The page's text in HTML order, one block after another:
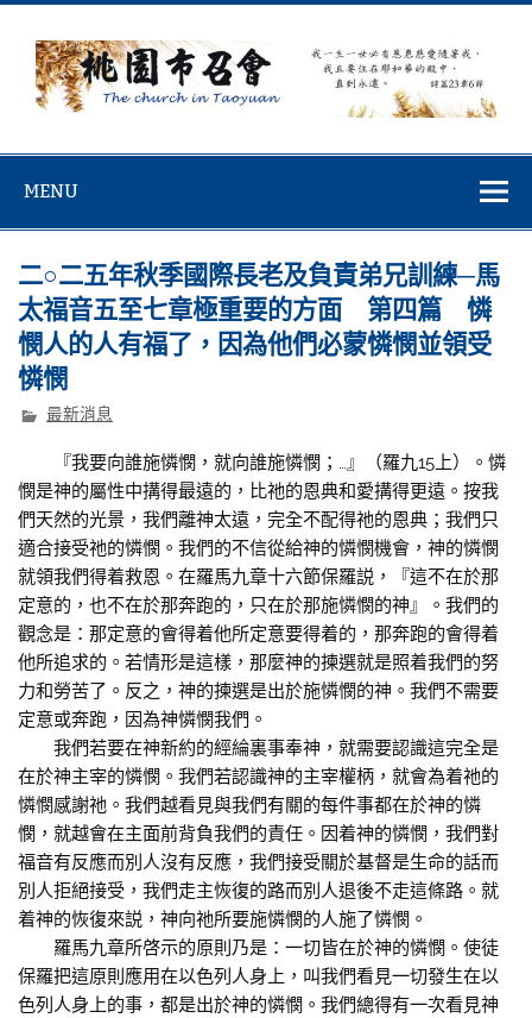
Skip
content
MENU
二○二五年秋季國際長老及負責弟兄訓練─馬
太福音五至七章極重要的方面 第四篇 憐
憫人的人有福了，因為他們必蒙憐憫並領受
憐憫
最新消息
『我要向誰施憐憫，就向誰施憐憫；…』（羅九15上）。憐
憫是神的屬性中搆得最遠的，比祂的恩典和愛搆得更遠。按我
們天然的光景，我們離神太遠，完全不配得祂的恩典；我們只
適合接受祂的憐憫。我們的不信從給神的憐憫機會，神的憐憫
就領我們得着救恩。在羅馬九章十六節保羅説，『這不在於那
定意的，也不在於那奔跑的，只在於那施憐憫的神』。我們的
觀念是：那定意的會得着他所定意要得着的，那奔跑的會得着
他所追求的。若情形是這樣，那麼神的揀選就是照着我們的努
力和勞苦了。反之，神的揀選是出於施憐憫的神。我們不需要
定意或奔跑，因為神憐憫我們。
我們若要在神新約的經綸裏事奉神，就需要認識這完全是
在於神主宰的憐憫。我們若認識神的主宰權柄，就會為着祂的
憐憫感謝祂。我們越看見與我們有關的每件事都在於神的憐
憫，就越會在主面前背負我們的責任。因着神的憐憫，我們對
福音有反應而別人沒有反應，我們接受關於基督是生命的話而
別人拒絕接受，我們走主恢復的路而別人退後不走這條路。就
着神的恢復來説，神向祂所要施憐憫的人施了憐憫。
羅馬九章所啓示的原則乃是：一切皆在於神的憐憫。使徒
保羅把這原則應用在以色列人身上，叫我們看見一切發生在以
色列人身上的事，都是出於神的憐憫。我們總得有一次看見神